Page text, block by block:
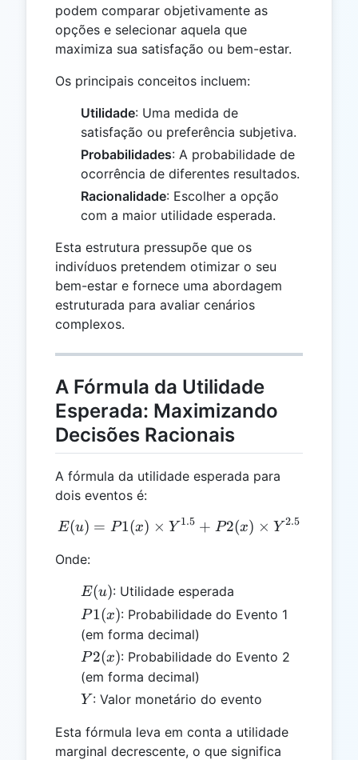
podem comparar objetivamente as
opções e selecionar aquela que
maximiza sua satisfação ou bem-estar.
Os principais conceitos incluem:
Utilidade: Uma medida de
satisfação ou preferência subjetiva.
Probabilidades: A probabilidade de
ocorrência de diferentes resultados.
Racionalidade: Escolher a opção
com a maior utilidade esperada.
Esta estrutura pressupõe que os
indivíduos pretendem otimizar o seu
bem-estar e fornece uma abordagem
estruturada para avaliar cenários
complexos.
A Fórmula da Utilidade
Esperada: Maximizando
Decisões Racionais
A fórmula da utilidade esperada para
dois eventos é:
E(u) = P1(x) \times
E(u) = P1(x) × Y 1.5 + P2(x) × Y 2.5
Onde:
E(u)
E(u): Utilidade esperada
P1(x)
P1(x): Probabilidade do Evento 1
(em forma decimal)
P2(x)
P2(x): Probabilidade do Evento 2
(em forma decimal)
Y
Y : Valor monetário do evento
Esta fórmula leva em conta a utilidade
marginal decrescente, o que significa